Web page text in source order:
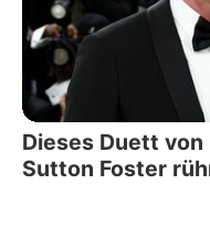
Dieses Duett von
Sutton Foster